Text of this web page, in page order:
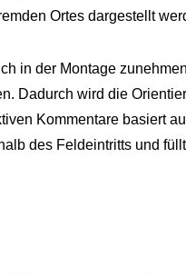
Ortes dargestellt
in der Montage
Dadurch wird die
Kommentare basiert
des Feldeintritts und